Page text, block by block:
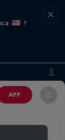
?
APP